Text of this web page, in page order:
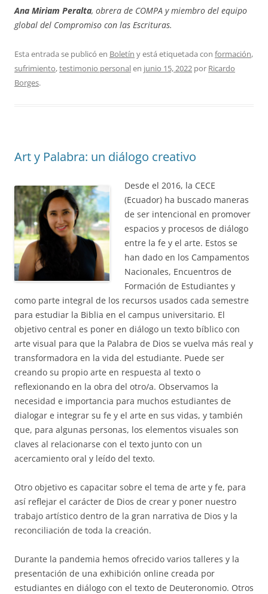
Ana Miriam Peralta, obrera de COMPA y miembro del equipo
global del Compromiso con las Escrituras.
Esta entrada se publicó en Boletín y está etiquetada con formación,
sufrimiento,testimonio personalen junio 15, 2022 por Ricardo
Borges.
Art y Palabra: un diálogo creativo
Desde el 2016, la CECE
(Ecuador) ha buscado maneras
de ser intencional en promover
espacios y procesos de diálogo
entre la fe y el arte. Estos se
han dado en los Campamentos
Nacionales, Encuentros de
Formación de Estudiantes y
como parte integral de los recursos usados cada semestre
para estudiar la Biblia en el campus universitario. El
objetivo central es poner en diálogo un texto bíblico con
arte visual para que la Palabra de Dios se vuelva más real y
transformadora en la vida del estudiante. Puede ser
creando su propio arte en respuesta al texto o
reflexionando en la obra del otro/a. Observamos la
necesidad e importancia para muchos estudiantes de
dialogar e integrar su fe y el arte en sus vidas, y también
que, para algunas personas, los elementos visuales son
claves al relacionarse con el texto junto con un
acercamiento oral y leído del texto.
Otro objetivo es capacitar sobre el tema de arte y fe, para
así reflejar el carácter de Dios de crear y poner nuestro
trabajo artístico dentro de la gran narrativa de Dios y la
reconciliación de toda la creación.
Durante la pandemia hemos ofrecido varios talleres y la
presentación de una exhibición online creada por
estudiantes en diálogo con el texto de Deuteronomio. Otros